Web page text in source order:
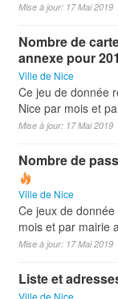
Mise à jour: 17 Mai 2019
Nombre de
annexe pour
Ville de Nice
Ce jeu de donnée
Nice par mois et
Mise à jour: 17 Mai 2019
Nombre de
Ville de Nice
Ce jeux de
mois et par mairie
Mise à jour: 17 Mai 2019
Liste et
Ville de Nice